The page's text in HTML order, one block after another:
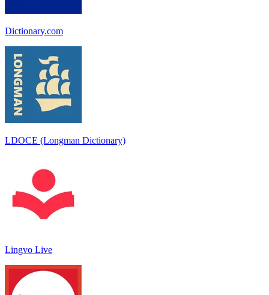
Dictionary.com
LDOCE (Longman Dictionary)
Lingvo Live